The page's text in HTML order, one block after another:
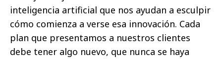
inteligencia artificial que nos ayudan a esculpir
cómo comienza a verse esa innovación. Cada
plan que presentamos a nuestros clientes
debe tener algo nuevo, que nunca se haya